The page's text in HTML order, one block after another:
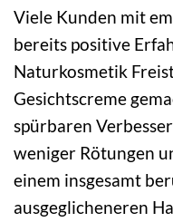
Viele Kunden mit
bereits positive
Naturkosmetik
Gesichtscreme
spürbaren
weniger Rötungen
einem insgesamt
ausgeglicheneren